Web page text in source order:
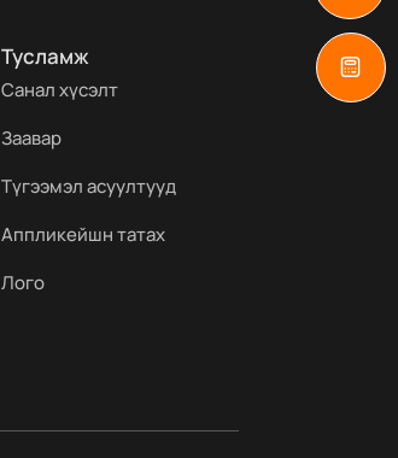
Тусламж
Санал хүсэлт
Заавар
Түгээмэл асуултууд
Аппликейшн татах
Лого